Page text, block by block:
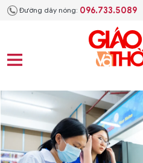
Đường dây nóng: 096.733.5089